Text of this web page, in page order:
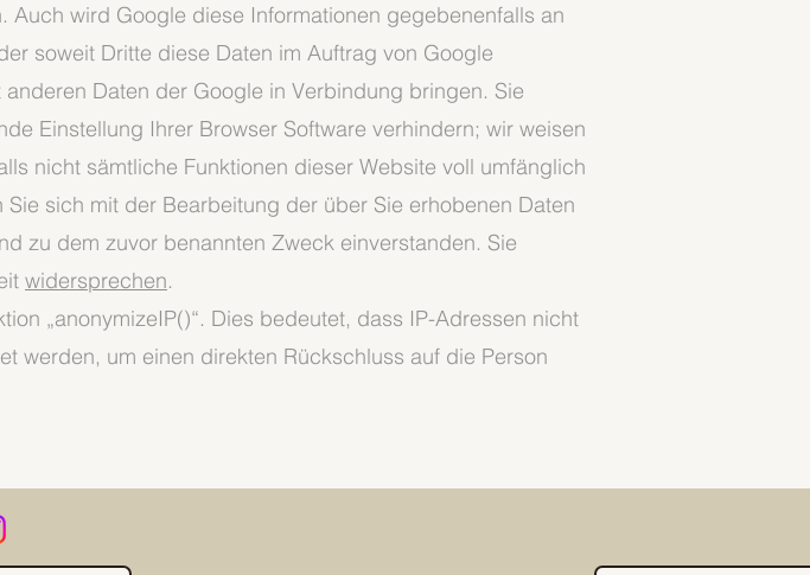
wird Google diese Informationen gegebenenfalls an
soweit Dritte diese Daten im Auftrag von Google
Daten der Google in Verbindung bringen. Sie
Einstellung Ihrer Browser Software verhindern; wir weisen
nicht sämtliche Funktionen dieser Website voll umfänglich
sich mit der Bearbeitung der über Sie erhobenen Daten
zu dem zuvor benannten Zweck einverstanden. Sie
widersprechen.
„anonymizeIP()“. Dies bedeutet, dass IP-Adressen nicht
werden, um einen direkten Rückschluss auf die Person